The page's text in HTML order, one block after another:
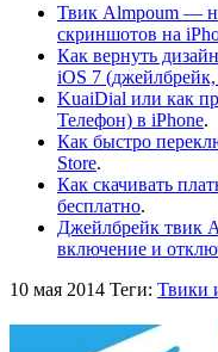
Твик Almpoum —
скриншотов на
Как вернуть
iOS 7
KuaiDial или как
Телефон) в iPhone.
Как быстро
Store.
Как скачивать
бесплатно.
Джейлбрейк твик
включение и
10 мая 2014 Теги: Твики